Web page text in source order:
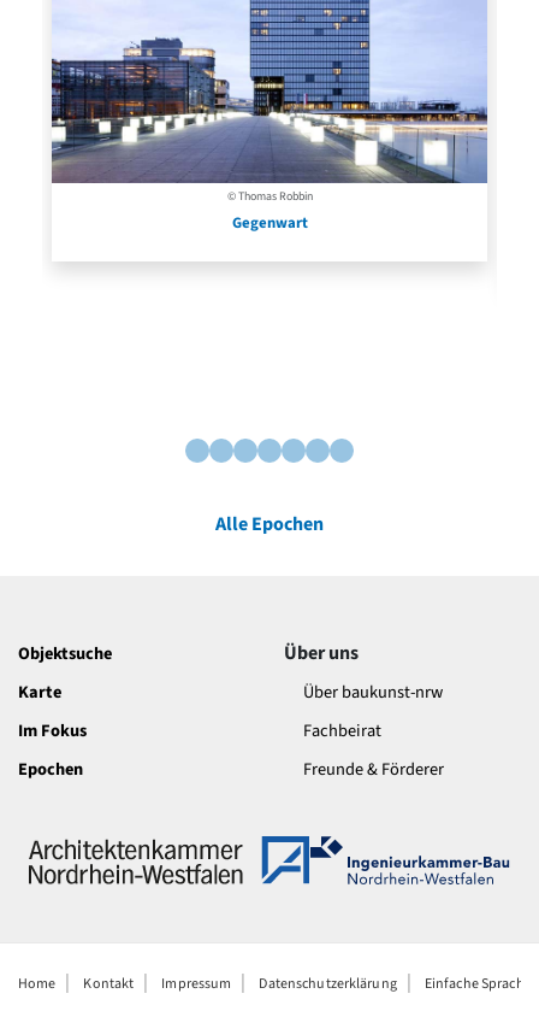
© Thomas Robbin
Gegenwart
Alle Epochen
Objektsuche
Karte
Im Fokus
Epochen
Über uns
Über baukunst-nrw
Fachbeirat
Freunde & Förderer
Home Kontakt Impressum Datenschutzerklärung Einfache Sprache